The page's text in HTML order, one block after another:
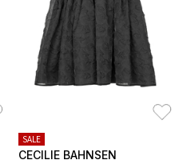
SALE
CECILIE BAHNSEN